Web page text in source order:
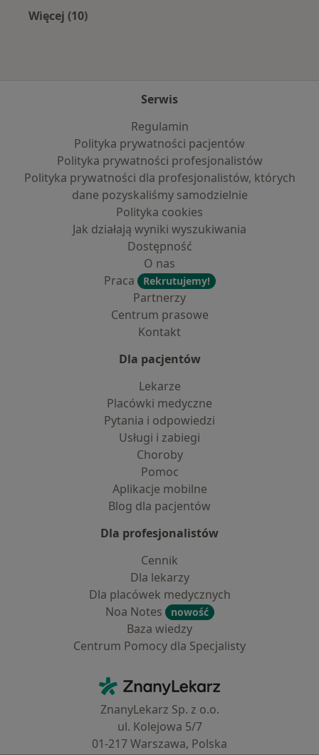
Więcej (10)
Serwis
Regulamin
Polityka prywatności pacjentów
Polityka prywatności profesjonalistów
Polityka prywatności dla profesjonalistów, których
dane pozyskaliśmy samodzielnie
Polityka cookies
Jak działają wyniki wyszukiwania
Dostępność
O nas
Praca
Rekrutujemy!
Partnerzy
Centrum prasowe
Kontakt
Dla pacjentów
Lekarze
Placówki medyczne
Pytania i odpowiedzi
Usługi i zabiegi
Choroby
Pomoc
Aplikacje mobilne
Blog dla pacjentów
Dla profesjonalistów
Cennik
Dla lekarzy
Dla placówek medycznych
Noa Notes
nowość
Baza wiedzy
Centrum Pomocy dla Specjalisty
ZnanyLekarz - Strona główna
ZnanyLekarz Sp. z o.o.
ul. Kolejowa 5/7
01-217 Warszawa, Polska